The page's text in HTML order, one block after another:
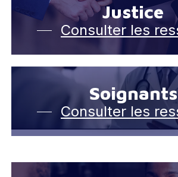
Justice
Consulter les
Soignants
Consulter les